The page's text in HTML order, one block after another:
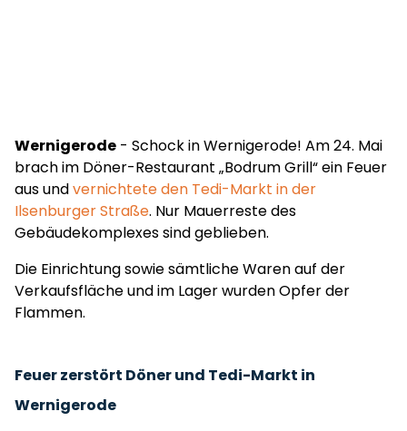
Wernigerode - Schock in Wernigerode! Am 24. Mai
brach im Döner-Restaurant „Bodrum Grill“ ein Feuer
aus undvernichtete den Tedi-Markt in der
Ilsenburger Straße. Nur Mauerreste des
Gebäudekomplexes sind geblieben.
Die Einrichtung sowie sämtliche Waren auf der
Verkaufsfläche und im Lager wurden Opfer der
Flammen.
Feuer zerstört Döner und Tedi-Markt in
Wernigerode